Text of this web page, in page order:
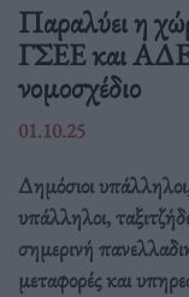
Παραλύει η
ΓΣΕΕ και
νομοσχέδιο
01.10.25
Δημόσιοι υπάλληλοι,
υπάλληλοι,
σημερινή
μεταφορές και